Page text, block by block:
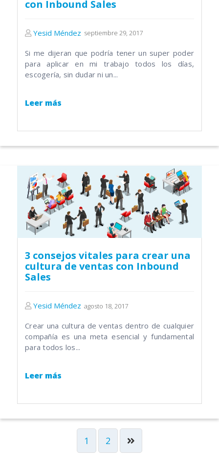
con Inbound Sales
Yesid Méndez septiembre 29, 2017
Si me dijeran que podría tener un super poder
para aplicar en mi trabajo todos los días,
escogería, sin dudar ni un...
Leer más
3 consejos vitales para crear una
cultura de ventas con Inbound
Sales
Yesid Méndez agosto 18, 2017
Crear una cultura de ventas dentro de cualquier
compañía es una meta esencial y fundamental
para todos los...
Leer más
1 2